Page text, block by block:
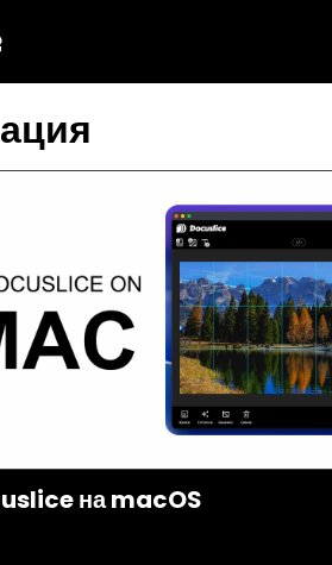
на macOS